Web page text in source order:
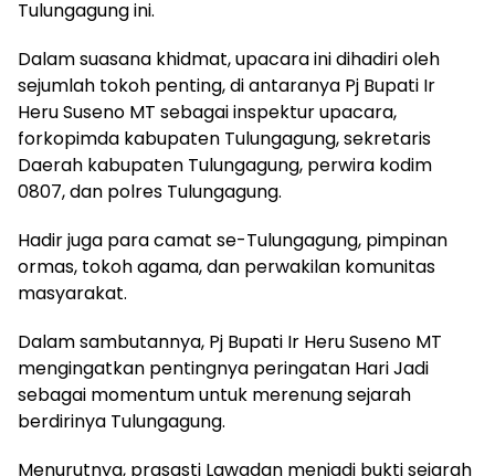
Tulungagung ini.
Dalam suasana khidmat, upacara ini dihadiri oleh
sejumlah tokoh penting, di antaranya Pj Bupati Ir
Heru Suseno MT sebagai inspektur upacara,
forkopimda kabupaten Tulungagung, sekretaris
Daerah kabupaten Tulungagung, perwira kodim
0807, dan polres Tulungagung.
Hadir juga para camat se-Tulungagung, pimpinan
ormas, tokoh agama, dan perwakilan komunitas
masyarakat.
Dalam sambutannya, Pj Bupati Ir Heru Suseno MT
mengingatkan pentingnya peringatan Hari Jadi
sebagai momentum untuk merenung sejarah
berdirinya Tulungagung.
Menurutnya, prasasti Lawadan menjadi bukti sejarah